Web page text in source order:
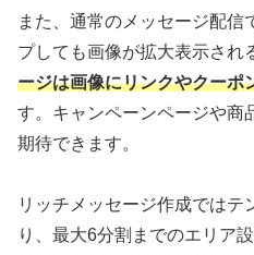
また、通常のメッセージ配信
プしても画像が拡大表示され
ージは画像にリンクやクーポ
す。キャンペーンページや商
期待できます。
リッチメッセージ作成ではテ
り、最大6分割までのエリア